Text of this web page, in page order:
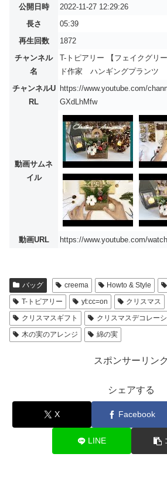
公開日時
2022-11-27 12:29:26
長さ
05:39
再生回数
1872
チャンネル
名
T-トピアリー 【フェイクグリ
ド作家 ハンギングプランツ
チャンネルU
RL
https://www.youtube.com/
GXdLhMfw
動画サムネ
イル
動画URL https://www.youtube.com/
バッグ creema Howto & Style
T-トピアリー
yt:cc=on クリスマス
クリスマスギフト
クリスマスデコレー
木の実のアレンジ
綿の実
スポンサーリンク
シェアする
X Facebook
LINE